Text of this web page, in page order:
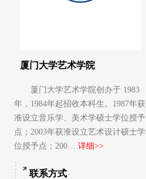
厦门大学艺术学院
厦门大学艺术学院创办于 1983
年，1984年起招收本科生。1987年获
准设立音乐学、美术学硕士学位授予
点；2003年获准设立艺术设计硕士学
位授予点；200… 详细>>
联系方式